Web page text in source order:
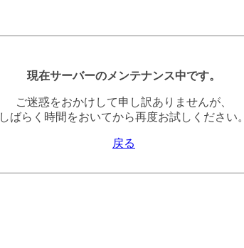
現在サーバーのメンテナンス中です。
ご迷惑をおかけして申し訳ありませんが、
しばらく時間をおいてから再度お試しください。
戻る